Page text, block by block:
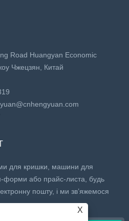
Road Huangyan Economic
Чжецзян, Китай
для кришки, машини для
або прайс-листа, будь
пошту, і ми зв’яжемося
X